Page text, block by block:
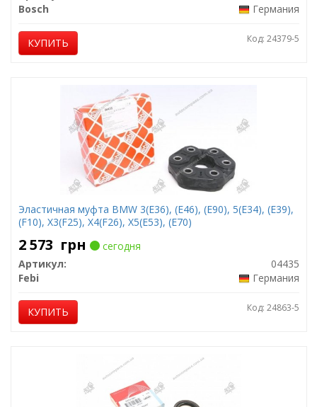
Bosch
Германия
КУПИТЬ Код: 24379-5
Эластичная муфта BMW 3(E36), (E46), (E90), 5(E34), (E39),
(F10), X3(F25), X4(F26), X5(E53), (E70)
2 573 грн
сегодня
Артикул:
04435
Febi
Германия
КУПИТЬ Код: 24863-5